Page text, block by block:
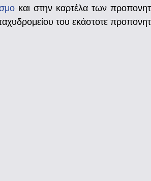
και στην καρτέλα των
του εκάστοτε